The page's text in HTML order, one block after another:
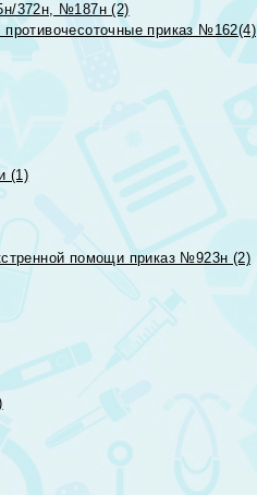
372н, №187н (2)
приказ №162(4)
(1)
помощи приказ №923н (2)